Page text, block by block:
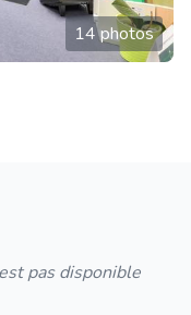
14 photos
pas disponible